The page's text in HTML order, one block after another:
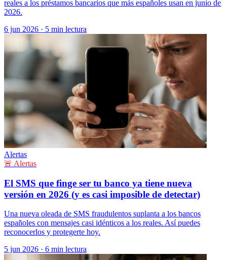
reales a los préstamos bancarios que más españoles usan en junio de
2026.
6 jun 2026 · 5 min lectura
Alertas
🚨 Alertas
El SMS que finge ser tu banco ya tiene nueva
versión en 2026 (y es casi imposible de detectar)
Una nueva oleada de SMS fraudulentos suplanta a los bancos
españoles con mensajes casi idénticos a los reales. Así puedes
reconocerlos y protegerte hoy.
5 jun 2026 · 6 min lectura